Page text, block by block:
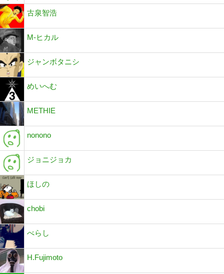
古泉智浩
M-ヒカル
ジャンボタニシ
めいへむ
METHIE
nonono
ジョニジョカ
ほしの
chobi
べらし
H.Fujimoto